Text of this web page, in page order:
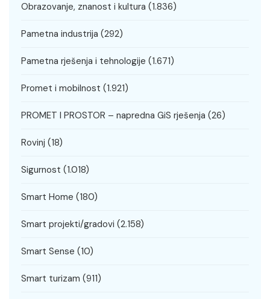
Obrazovanje, znanost i kultura (1.836)
Pametna industrija (292)
Pametna rješenja i tehnologije (1.671)
Promet i mobilnost (1.921)
PROMET I PROSTOR – napredna GiS rješenja (26)
Rovinj (18)
Sigurnost (1.018)
Smart Home (180)
Smart projekti/gradovi (2.158)
Smart Sense (10)
Smart turizam (911)